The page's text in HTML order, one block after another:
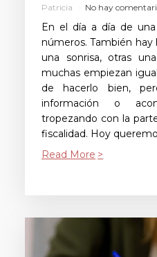
Patricia No hay
En el día a día de
números. También hay
una sonrisa, otras
muchas empiezan
de hacerlo bien,
información o
tropezando con la
fiscalidad. Hoy
Read More